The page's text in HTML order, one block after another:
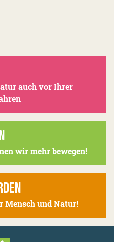
auch vor Ihrer
wir mehr bewegen!
Mensch und Natur!